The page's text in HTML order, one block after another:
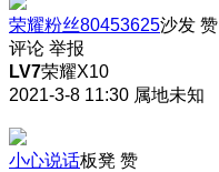
荣耀粉丝80453625沙发 赞
评论 举报
LV7荣耀X10
2021-3-8 11:30 属地未知
小心说话板凳 赞